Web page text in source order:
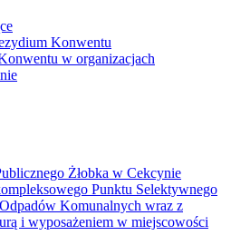
Konwentu
w organizacjach
Żłobka w Cekcynie
Punktu Selektywnego
Komunalnych wraz z
i wyposażeniem w miejscowości